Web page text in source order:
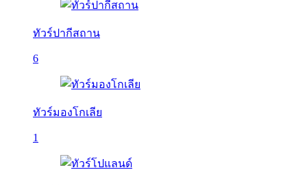
ทัวร์ปากีสถาน
6
ทัวร์มองโกเลีย
1